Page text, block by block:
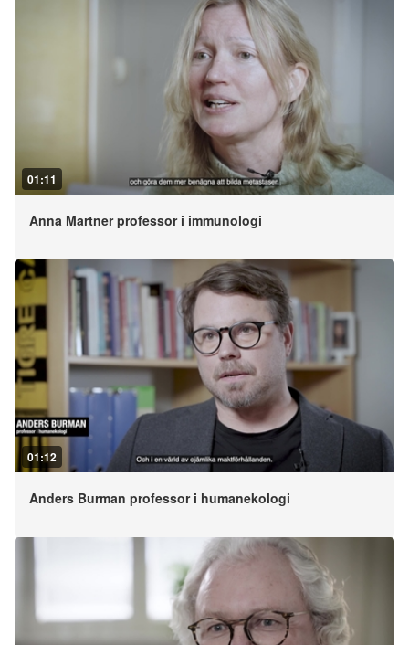
01:11
Anna Martner professor i immunologi
01:12
Anders Burman professor i humanekologi